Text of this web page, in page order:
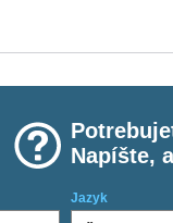
Napíšte,
Jazyk